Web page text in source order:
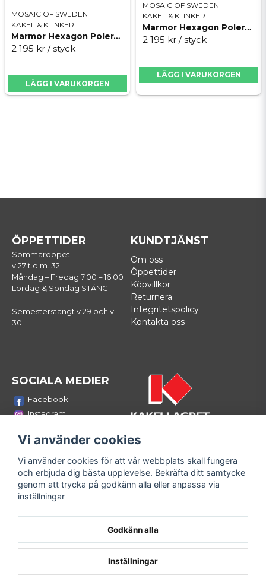
MOSAIC OF SWEDEN
KAKEL & KLINKER
Marmor Hexagon Polerad Beige
2 195 kr / styck
LÄGG I VARUKORGEN
MOSAIC OF SWEDEN
KAKEL & KLINKER
Marmor Hexagon Polerad Svart
2 195 kr / styck
LÄGG I VARUKORGEN
ÖPPETTIDER
Sommaröppet:
v 27 t.o.m. 32:
Måndag – Fredag 7.00 – 16.00
Lördag & Söndag STÄNGT
Semesterstängt v 29 och v
30
KUNDTJÄNST
Om oss
Öppettider
Köpvillkor
Returnera
Integritetspolicy
Kontakta oss
SOCIALA MEDIER
Facebook
Instagram
LinkedIn
Bli medlem i vårt nyhetsbrev
email
Mejladress
Fyll i din e-mailadress och ta del av våra nyheter och
Vi använder cookies
Vi använder cookies för att vår webbplats skall fungera
och erbjuda dig bästa upplevelse. Bekräfta ditt samtycke
genom att trycka på godkänn alla eller anpassa via
inställningar
Godkänn alla
Inställningar